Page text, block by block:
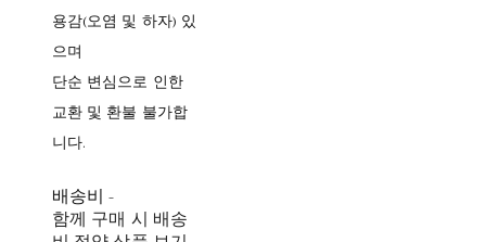
용감(오염 및 하자) 있
으며
단순 변심으로 인한
교환 및 환불 불가합
니다.
배송비-
함께 구매 시 배송